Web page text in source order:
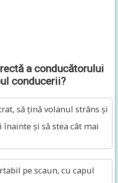
a conducătorului
conducerii?
să țină volanul strâns și
și să stea cât mai
pe scaun, cu capul